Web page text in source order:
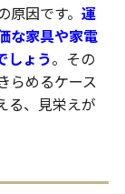
因です。 運
な家具や家電
しょう。その
らめるケース
る、見栄えが